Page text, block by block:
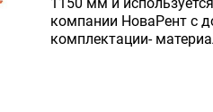
компании НоваРент с
комплектации-